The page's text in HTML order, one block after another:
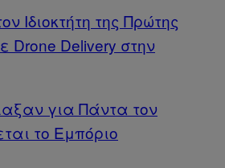
Ιδιοκτήτη της Πρώτης
Delivery στην
για Πάντα τον
το Εμπόριο